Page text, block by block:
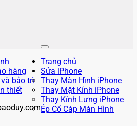
hàng
bảo trì
thiết
Trang chủ
Sửa iPhone
Thay Màn Hình iPhone
Thay Mặt Kính iPhone
Thay Kính Lưng iPhone
Ép Cổ Cáp Màn Hình